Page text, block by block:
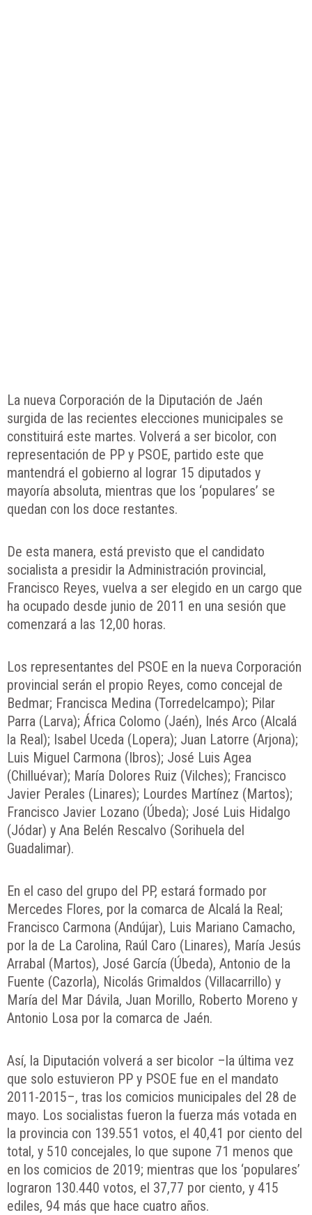
La nueva Corporación de la Diputación de Jaén
surgida de las recientes elecciones municipales se
constituirá este martes. Volverá a ser bicolor, con
representación de PP y PSOE, partido este que
mantendrá el gobierno al lograr 15 diputados y
mayoría absoluta, mientras que los ‘populares’ se
quedan con los doce restantes.
De esta manera, está previsto que el candidato
socialista a presidir la Administración provincial,
Francisco Reyes, vuelva a ser elegido en un cargo que
ha ocupado desde junio de 2011 en una sesión que
comenzará a las 12,00 horas.
Los representantes del PSOE en la nueva Corporación
provincial serán el propio Reyes, como concejal de
Bedmar; Francisca Medina (Torredelcampo); Pilar
Parra (Larva); África Colomo (Jaén), Inés Arco (Alcalá
la Real); Isabel Uceda (Lopera); Juan Latorre (Arjona);
Luis Miguel Carmona (Ibros); José Luis Agea
(Chilluévar); María Dolores Ruiz (Vilches); Francisco
Javier Perales (Linares); Lourdes Martínez (Martos);
Francisco Javier Lozano (Úbeda); José Luis Hidalgo
(Jódar) y Ana Belén Rescalvo (Sorihuela del
Guadalimar).
En el caso del grupo del PP, estará formado por
Mercedes Flores, por la comarca de Alcalá la Real;
Francisco Carmona (Andújar), Luis Mariano Camacho,
por la de La Carolina, Raúl Caro (Linares), María Jesús
Arrabal (Martos), José García (Úbeda), Antonio de la
Fuente (Cazorla), Nicolás Grimaldos (Villacarrillo) y
María del Mar Dávila, Juan Morillo, Roberto Moreno y
Antonio Losa por la comarca de Jaén.
Así, la Diputación volverá a ser bicolor –la última vez
que solo estuvieron PP y PSOE fue en el mandato
2011-2015–, tras los comicios municipales del 28 de
mayo. Los socialistas fueron la fuerza más votada en
la provincia con 139.551 votos, el 40,41 por ciento del
total, y 510 concejales, lo que supone 71 menos que
en los comicios de 2019; mientras que los ‘populares’
lograron 130.440 votos, el 37,77 por ciento, y 415
ediles, 94 más que hace cuatro años.